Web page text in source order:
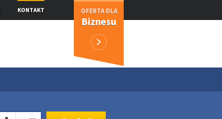
KONTAKT OFERTA DLA
Biznesu